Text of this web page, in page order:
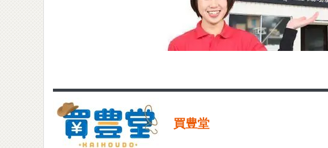
買豊堂